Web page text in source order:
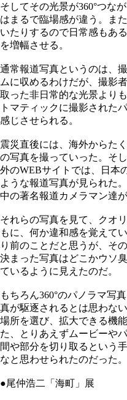
そしてその光景が360°つな
はまるで臨場感が違う。ま
いたりするので日常感もあ
を増幅させる。
通常報道写真というのは、
ムに収めるわけだが、撮影
取った非日常的な光景より
トマティックに撮影された
感じさせられる。
震災直後には、海外からた
の写真を撮っていった。そ
外のWEBサイトでは、日本
ような報道写真が見られた
中の著名報道カメラマン達
それらの写真を見て、クオ
もに、何か違和感を覚えて
り前のことだと思うが、そ
決まった写真はどこかウソ
ているように見えたのだ。
もちろん360°のパノラマ写
真が駆逐されるとは思わな
場所を選び、拡大できる機
た、とりあえずムービーや
間や部分を切り取るという
なと思わせられたのだった。
●尾仲浩二「海町」展